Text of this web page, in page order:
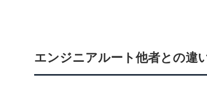
エンジニアルート他者との違